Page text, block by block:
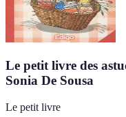
Le petit livre des
Sonia De Sousa
Le petit livre